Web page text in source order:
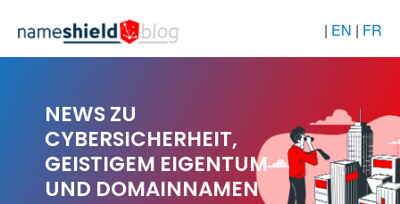
| EN | FR
NEWS ZU
CYBERSICHERHEIT,
GEISTIGEM EIGENTUM
UND DOMAINNAMEN